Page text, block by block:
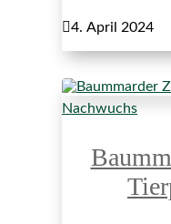
4. April 2024
Nachwuchs